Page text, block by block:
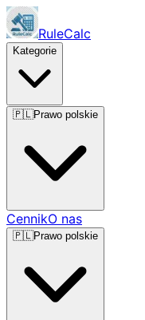
RuleCalc
Kategorie
🇵🇱Prawo polskie
CennikO nas
🇵🇱Prawo polskie